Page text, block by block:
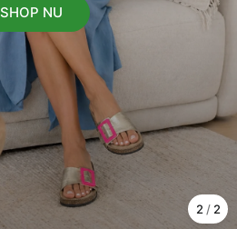
2 / 2
SHOP NU
Chery Club🍒